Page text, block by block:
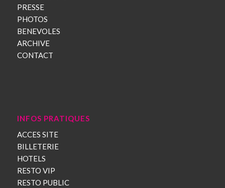
PRESSE
PHOTOS
BENEVOLES
ARCHIVE
CONTACT
INFOS PRATIQUES
ACCES SITE
BILLETERIE
HOTELS
RESTO VIP
RESTO PUBLIC